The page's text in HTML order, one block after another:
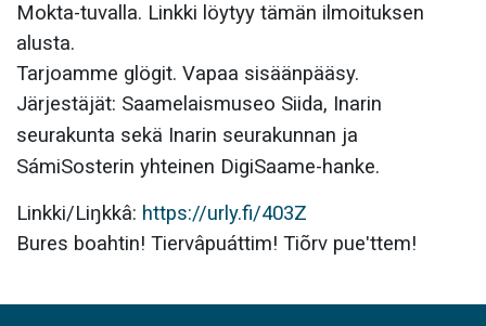
Mokta-tuvalla. Linkki löytyy tämän ilmoituksen
alusta.
Tarjoamme glögit. Vapaa sisäänpääsy.
Järjestäjät: Saamelaismuseo Siida, Inarin
seurakunta sekä Inarin seurakunnan ja
SámiSosterin yhteinen DigiSaame-hanke.
Linkki/Liŋkkâ: https://urly.fi/403Z
Bures boahtin! Tiervâpuáttim! Tiõrv pueʹttem!